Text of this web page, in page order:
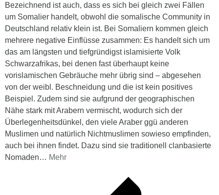
Bezeichnend ist auch, dass es sich bei gleich zwei Fällen
um Somalier handelt, obwohl die somalische Community in
Deutschland relativ klein ist. Bei Somaliern kommen gleich
mehrere negative Einflüsse zusammen: Es handelt sich um
das am längsten und tiefgründigst islamisierte Volk
Schwarzafrikas, bei denen fast überhaupt keine
vorislamischen Gebräuche mehr übrig sind – abgesehen
von der weibl. Beschneidung und die ist kein positives
Beispiel. Zudem sind sie aufgrund der geographischen
Nähe stark mit Arabern vermischt, wodurch sich der
Überlegenheitsdünkel, den viele Araber ggü anderen
Muslimen und natürlich Nichtmuslimen sowieso empfinden,
auch bei ihnen findet. Dazu sind sie traditionell clanbasierte
Nomaden… Mehr